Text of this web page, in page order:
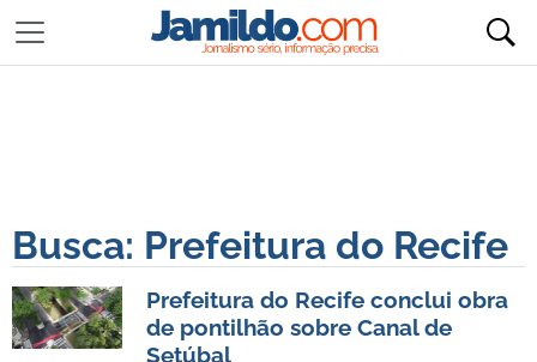
Busca: Prefeitura do Recife
Prefeitura do Recife conclui obra
de pontilhão sobre Canal de
Setúbal